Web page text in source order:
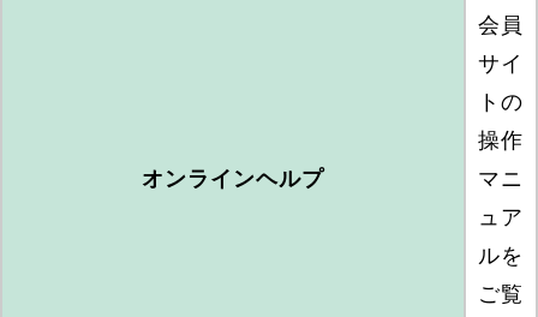
オンラインヘルプ
会員
サイ
トの
操作
マニ
ュア
ルを
ご覧